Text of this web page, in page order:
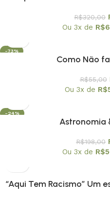
R$320,00
Ou 3x de R$
-73%
Como Não
R$55,00
Ou 3x de R$
-24%
Astronomia
R$198,00
Ou 3x de R$
“Aqui Tem Racismo” Um